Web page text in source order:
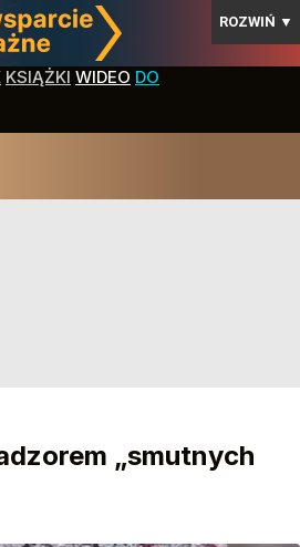
ROZWIŃ ▼
KSIĄŻKI WIDEO DO
„smutnych